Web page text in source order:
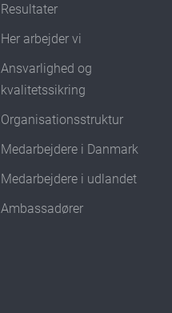
Resultater
Her arbejder vi
Ansvarlighed og
kvalitetssikring
Organisationsstruktur
Medarbejdere i Danmark
Medarbejdere i udlandet
Ambassadører